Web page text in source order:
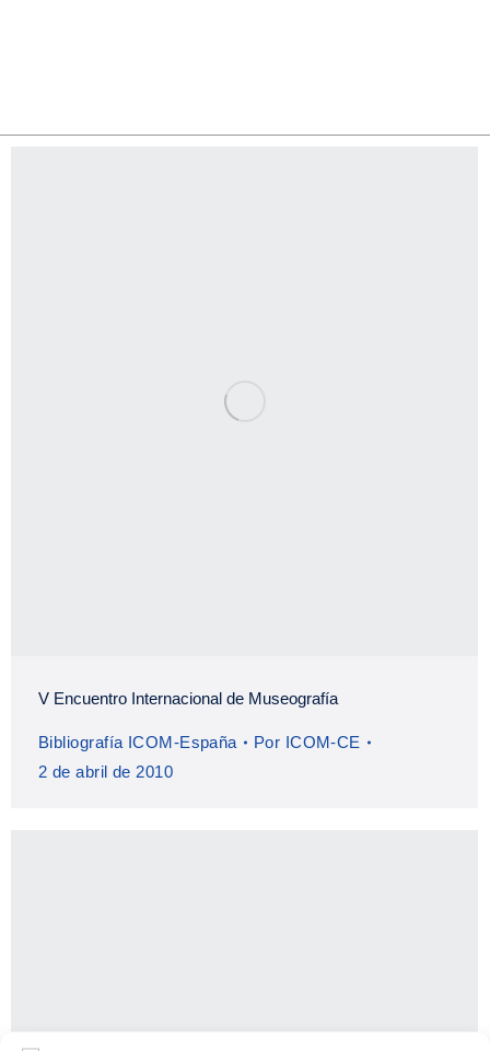
V Encuentro Internacional de Museografía
Bibliografía ICOM-España Por ICOM-CE
2 de abril de 2010